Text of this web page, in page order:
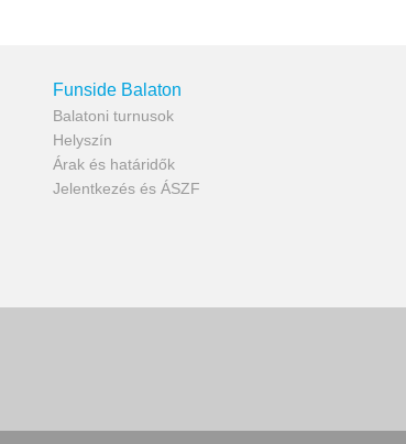
Funside Balaton
Balatoni turnusok
Helyszín
Árak és határidők
Jelentkezés és ÁSZF